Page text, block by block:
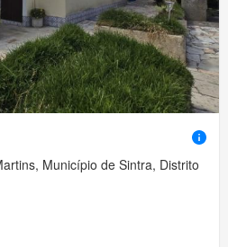
Município de Sintra, Distrito